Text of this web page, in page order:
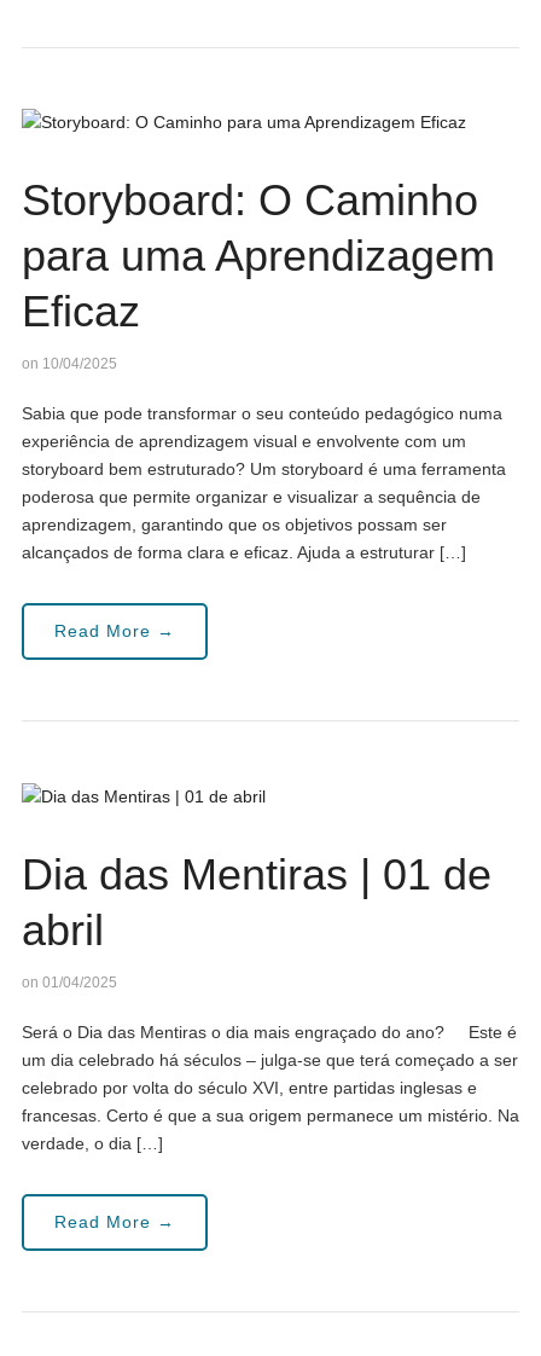
Storyboard: O Caminho
para uma Aprendizagem
Eficaz
on 10/04/2025
Sabia que pode transformar o seu conteúdo pedagógico numa
experiência de aprendizagem visual e envolvente com um
storyboard bem estruturado? Um storyboard é uma ferramenta
poderosa que permite organizar e visualizar a sequência de
aprendizagem, garantindo que os objetivos possam ser
alcançados de forma clara e eficaz. Ajuda a estruturar […]
Read More →
Dia das Mentiras | 01 de
abril
on 01/04/2025
Será o Dia das Mentiras o dia mais engraçado do ano? Este é
um dia celebrado há séculos – julga-se que terá começado a ser
celebrado por volta do século XVI, entre partidas inglesas e
francesas. Certo é que a sua origem permanece um mistério. Na
verdade, o dia […]
Read More →